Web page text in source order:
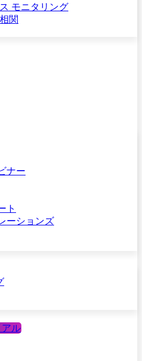
モニタリング
関
ナー
ト
ーションズ
ル